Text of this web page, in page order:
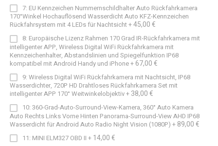
7: EU Kennzeichen Nummernschildhalter Auto Rückfahrkamera
170°Winkel Hochauflösend Wasserdicht Auto KFZ-Kennzeichen
Rückfahrsystem mit 4 LEDs für Nachtsicht+45,00 €
8: Europäische Lizenz Rahmen 170 Grad IR-Rückfahrkamera mit
intelligenter APP, Wireless Digital WiFi Rückfahrkamera mit
Kennzeichenhalter, Abstandslinien und Spiegelfunktion IP68
kompatibel mit Android Handy und iPhone+67,00 €
9: Wireless Digital WiFi Rückfahrkamera mit Nachtsicht, IP68
Wasserdichter, 720P HD Drahtloses Rückfahrkamera Set mit
intelligenter APP 170° Weitwinkelobjektiv+ 38,00 €
10: 360-Grad-Auto-Surround-View-Kamera, 360° Auto Kamera
Auto Rechts Links Vorne Hinten Panorama-Surround-View AHD IP68
Wasserdicht für Android Auto Radio Night Vision (1080P) + 89,00 €
11: MINI ELM327 OBD II + 14,00 €